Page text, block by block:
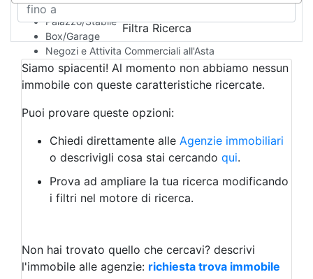
Multiproprietà
Palazzo/Stabile
Box/Garage
Negozi e Attivita Commerciali all'Asta
Qualsiasi
Attività/Licenza Commerciale
Azienda Agricola
Bar/Ristorante
Albergo
Laboratorio Artigianale
Negozio/locale commerciale
Agriturismo
Magazzini
Qualsiasi
Terreno edificabile
Filtra Ricerca
Siamo spiacenti! Al momento non abbiamo nessun
immobile con queste caratteristiche ricercate.
Puoi provare queste opzioni:
Chiedi direttamente alle Agenzie immobiliari
o descrivigli cosa stai cercando qui.
Prova ad ampliare la tua ricerca modificando
i filtri nel motore di ricerca.
Non hai trovato quello che cercavi? descrivi
l'immobile alle agenzie: richiesta trova immobile